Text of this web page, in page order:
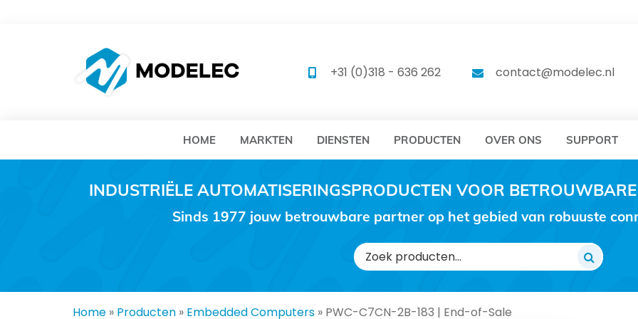
MODELEC MODELEC
+31 (0)318 - 636 262 contact@modelec.nl
HOME MARKTEN DIENSTEN PRODUCTEN OVER ONS SUPPORT
INDUSTRIËLE AUTOMATISERINGSPRODUCTEN VOOR
Sinds 1977 jouw betrouwbare partner op het gebied van robuuste
Zoeken
naar:
Home » Producten » Embedded Computers » PWC-C7CN-2B-183 | End-of-Sale